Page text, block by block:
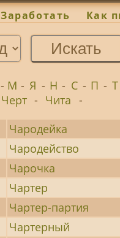
Заработать Как
- М - Я - Н - С - П - Т
Черт - Чита -
Чародейка
Чародейство
Чарочка
Чартер
Чартер-партия
Чартерный